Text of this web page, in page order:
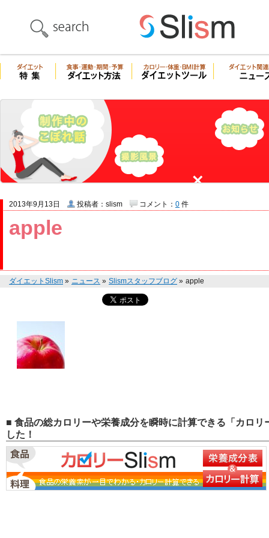
apple
2013年9月13日 投稿者：slism コメント： 0 件
ダイエットSlism » ニュース » Slismスタッフブログ » apple
■ 食品の総カロリーや栄養成分を瞬時に計算できる「カロ
した！